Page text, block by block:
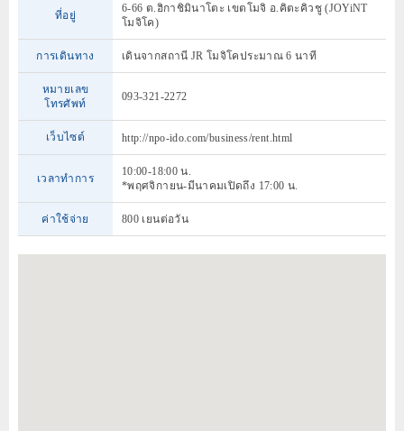
ที่อยู่
6-66 ต.ฮิกาชิมินาโตะ เขตโมจิ อ.คิตะคิวชู (JOYiNT
โมจิโค)
การเดินทาง เดินจากสถานี JR โมจิโคประมาณ 6 นาที
หมายเลข
โทรศัพท์
093-321-2272
เว็บไซต์ http://npo-ido.com/business/rent.html
เวลาทำการ
10:00-18:00 น.
*พฤศจิกายน-มีนาคมเปิดถึง 17:00 น.
ค่าใช้จ่าย 800 เยนต่อวัน